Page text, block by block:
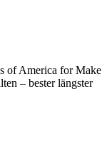
of America for Make
– bester längster